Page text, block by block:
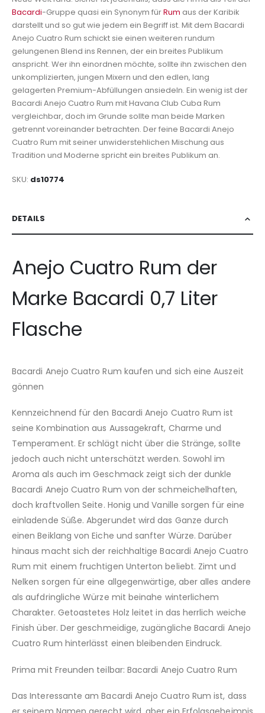
Bacardi-Gruppe quasi ein Synonym fürRum aus der Karibik
darstellt und so gut wie jedem ein Begriff ist. Mit dem Bacardi
Anejo Cuatro Rum schickt sie einen weiteren rundum
gelungenen Blend ins Rennen, der ein breites Publikum
anspricht. Wer ihn einordnen möchte, sollte ihn zwischen den
unkomplizierten, jungen Mixern und den edlen, lang
gelagerten Premium-Abfüllungen ansiedeln. Ein wenig ist der
Bacardi Anejo Cuatro Rum mit Havana Club Cuba Rum
vergleichbar, doch im Grunde sollte man beide Marken
getrennt voreinander betrachten. Der feine Bacardi Anejo
Cuatro Rum mit seiner unwiderstehlichen Mischung aus
Tradition und Moderne spricht ein breites Publikum an.
SKU ds10774
DETAILS
Anejo Cuatro Rum der
Marke Bacardi 0,7 Liter
Flasche
Bacardi Anejo Cuatro Rum kaufen und sich eine Auszeit
gönnen
Kennzeichnend für den Bacardi Anejo Cuatro Rum ist
seine Kombination aus Aussagekraft, Charme und
Temperament. Er schlägt nicht über die Stränge, sollte
jedoch auch nicht unterschätzt werden. Sowohl im
Aroma als auch im Geschmack zeigt sich der dunkle
Bacardi Anejo Cuatro Rum von der schmeichelhaften,
doch kraftvollen Seite. Honig und Vanille sorgen für eine
einladende Süße. Abgerundet wird das Ganze durch
einen Beiklang von Eiche und sanfter Würze. Darüber
hinaus macht sich der reichhaltige Bacardi Anejo Cuatro
Rum mit einem fruchtigen Unterton beliebt. Zimt und
Nelken sorgen für eine allgegenwärtige, aber alles andere
als aufdringliche Würze mit beinahe winterlichem
Charakter. Getoastetes Holz leitet in das herrlich weiche
Finish über. Der geschmeidige, zugängliche Bacardi Anejo
Cuatro Rum hinterlässt einen bleibenden Eindruck.
Prima mit Freunden teilbar: Bacardi Anejo Cuatro Rum
Das Interessante am Bacardi Anejo Cuatro Rum ist, dass